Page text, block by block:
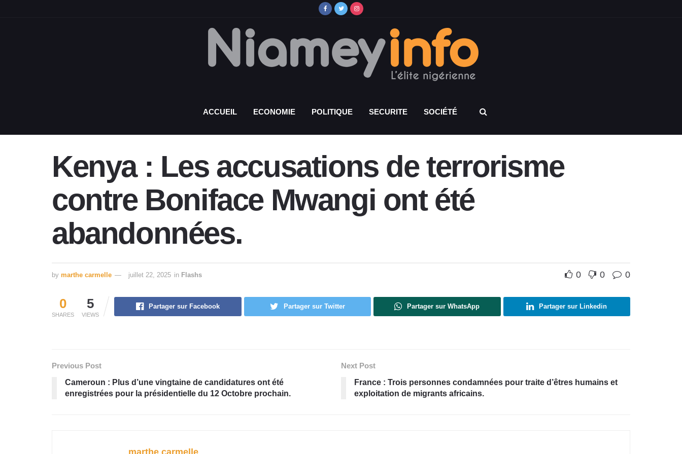
ACCUEIL ECONOMIE POLITIQUE SECURITE SOCIÉTÉ
Kenya : Les accusations de terrorisme
contre Boniface Mwangi ont été
abandonnées.
by marthe carmelle juillet 22, 2025 in Flashs 0 0 0
0
SHARES
5
VIEWS
Partager sur Facebook Partager sur Twitter Partager sur WhatsApp Partager sur Linkedin
Previous Post
Cameroun : Plus d’une vingtaine de candidatures ont été
enregistrées pour la présidentielle du 12 Octobre prochain.
Next Post
France : Trois personnes condamnées pour traite d’êtres humains et
exploitation de migrants africains.
marthe carmelle